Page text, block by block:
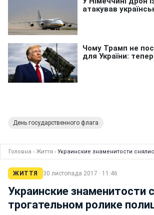
День государственного флага
Головна › Життя › Украинские знаменитости
ЖИТТЯ 30 листопада 2017 · 11:46
Украинские знаменитости
трогательном ролике